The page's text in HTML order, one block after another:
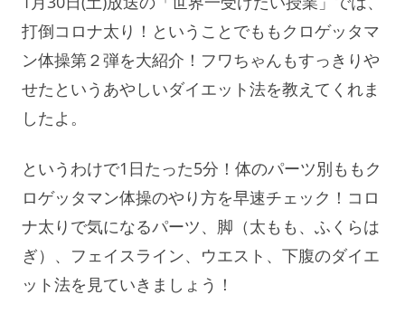
打倒コロナ太り！ということでももクロゲッタマ
ン体操第２弾を大紹介！フワちゃんもすっきりや
せたというあやしいダイエット法を教えてくれま
したよ。
というわけで1日たった5分！体のパーツ別ももク
ロゲッタマン体操のやり方を早速チェック！コロ
ナ太りで気になるパーツ、脚（太もも、ふくらは
ぎ）、フェイスライン、ウエスト、下腹のダイエ
ット法を見ていきましょう！